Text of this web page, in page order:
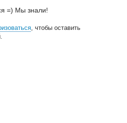
=) Мы знали!
, чтобы оставить